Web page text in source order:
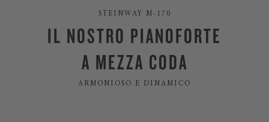
STEINWAY M-170
IL NOSTRO PIANOFORTE
A MEZZA CODA
ARMONIOSO E DINAMICO